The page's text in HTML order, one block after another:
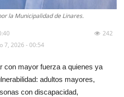
la Municipalidad de Linares.
7, 2026 - 00:54
242
con mayor fuerza a quienes ya
adultos mayores,
con discapacidad,